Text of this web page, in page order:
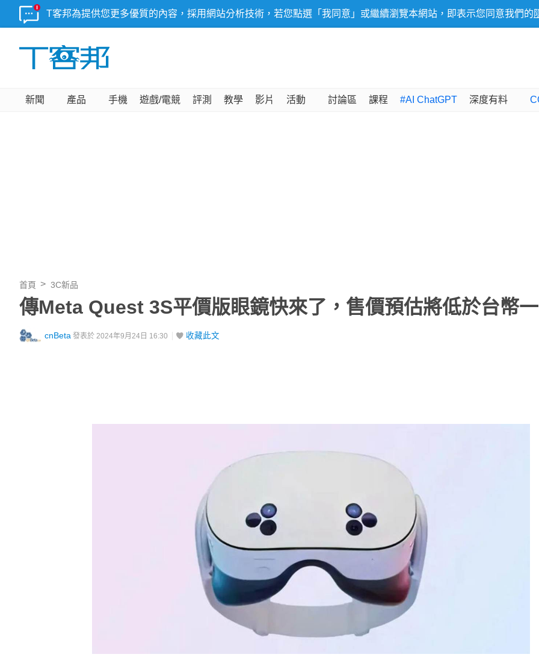
T客邦為提供您更多優質的內容，採用網站分析技術，若您點選「我同意」或繼續瀏覽本網站，即表示您同意我們的
新聞 產品 手機 遊戲/電競 評測 教學 影片 活動 討論區 課程 #AI ChatGPT 深度有料
首頁 3C新品
傳Meta Quest 3S平價版眼鏡快來了，售價預估將低於台幣
cnBeta 發表於 2024年9月24日 16:30 收藏此文